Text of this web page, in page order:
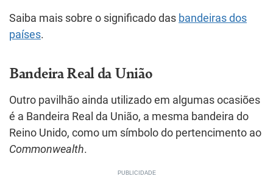
Saiba mais sobre o significado das bandeiras dos
países.
Bandeira Real da União
Outro pavilhão ainda utilizado em algumas ocasiões
é a Bandeira Real da União, a mesma bandeira do
Reino Unido, como um símbolo do pertencimento ao
Commonwealth.